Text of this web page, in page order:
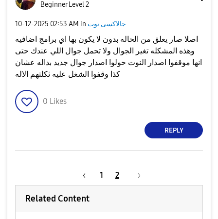
Beginner Level 2
‎10-12-2025 02:53 AM in جالاكسى نوت
اصلا صار يعلق من الحاله بدون لا يكون بها اي برامج اضافيه
وهذه المشكله تغير الجوال ولا تحمل جوال اللي عندك حتى
انها موقفوا اصدار النوت حولوا اصدار جوال جديد بداله عشان
كذا وقفوا الشغل عليه ثكلتهم الاله
0 Likes
REPLY
1 2
Related Content